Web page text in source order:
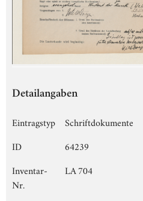
Detailangaben
Eintragstyp
Schriftdokumente
ID
64239
Inventar-
Nr.
LA 704